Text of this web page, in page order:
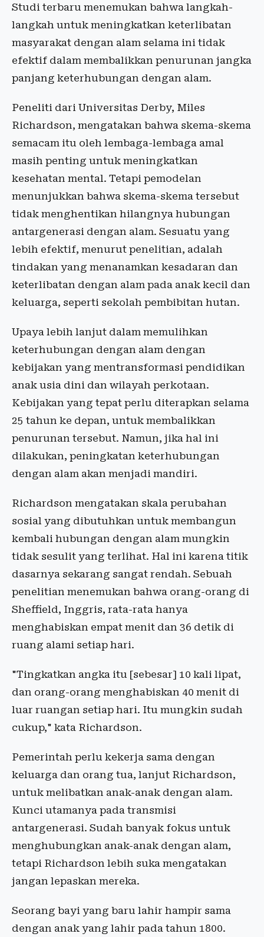
Studi terbaru menemukan bahwa langkah-
langkah untuk meningkatkan keterlibatan
masyarakat dengan alam selama ini tidak
efektif dalam membalikkan penurunan jangka
panjang keterhubungan dengan alam.
Peneliti dari Universitas Derby, Miles
Richardson, mengatakan bahwa skema-skema
semacam itu oleh lembaga-lembaga amal
masih penting untuk meningkatkan
kesehatan mental. Tetapi pemodelan
menunjukkan bahwa skema-skema tersebut
tidak menghentikan hilangnya hubungan
antargenerasi dengan alam. Sesuatu yang
lebih efektif, menurut penelitian, adalah
tindakan yang menanamkan kesadaran dan
keterlibatan dengan alam pada anak kecil dan
keluarga, seperti sekolah pembibitan hutan.
Upaya lebih lanjut dalam memulihkan
keterhubungan dengan alam dengan
kebijakan yang mentransformasi pendidikan
anak usia dini dan wilayah perkotaan.
Kebijakan yang tepat perlu diterapkan selama
25 tahun ke depan, untuk membalikkan
penurunan tersebut. Namun, jika hal ini
dilakukan, peningkatan keterhubungan
dengan alam akan menjadi mandiri.
Richardson mengatakan skala perubahan
sosial yang dibutuhkan untuk membangun
kembali hubungan dengan alam mungkin
tidak sesulit yang terlihat. Hal ini karena titik
dasarnya sekarang sangat rendah. Sebuah
penelitian menemukan bahwa orang-orang di
Sheffield, Inggris, rata-rata hanya
menghabiskan empat menit dan 36 detik di
ruang alami setiap hari.
"Tingkatkan angka itu [sebesar] 10 kali lipat,
dan orang-orang menghabiskan 40 menit di
luar ruangan setiap hari. Itu mungkin sudah
cukup," kata Richardson.
Pemerintah perlu kekerja sama dengan
keluarga dan orang tua, lanjut Richardson,
untuk melibatkan anak-anak dengan alam.
Kunci utamanya pada transmisi
antargenerasi. Sudah banyak fokus untuk
menghubungkan anak-anak dengan alam,
tetapi Richardson lebih suka mengatakan
jangan lepaskan mereka.
Seorang bayi yang baru lahir hampir sama
dengan anak yang lahir pada tahun 1800.